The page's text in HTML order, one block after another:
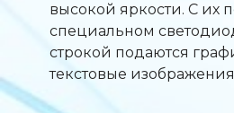
высокой яркости. С их
специальном
строкой подаются
текстовые